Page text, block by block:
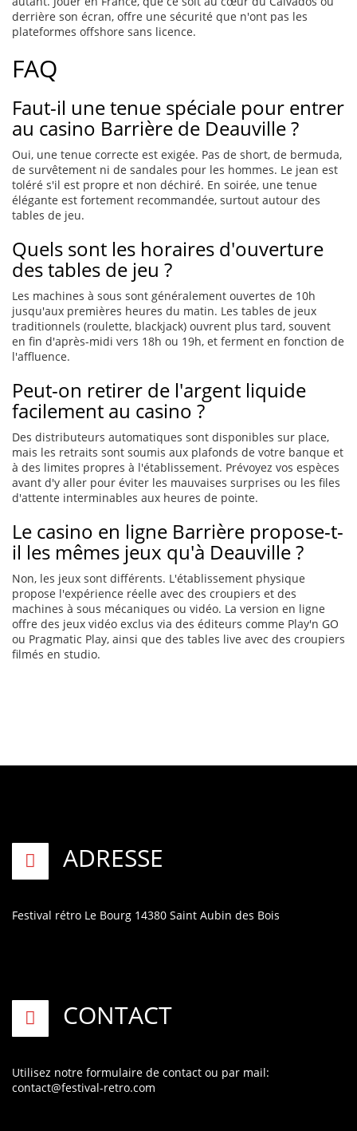
derrière son écran, offre une sécurité que n'ont pas les
plateformes offshore sans licence.
FAQ
Faut-il une tenue spéciale pour entrer
au casino Barrière de Deauville ?
Oui, une tenue correcte est exigée. Pas de short, de bermuda,
de survêtement ni de sandales pour les hommes. Le jean est
toléré s'il est propre et non déchiré. En soirée, une tenue
élégante est fortement recommandée, surtout autour des
tables de jeu.
Quels sont les horaires d'ouverture
des tables de jeu ?
Les machines à sous sont généralement ouvertes de 10h
jusqu'aux premières heures du matin. Les tables de jeux
traditionnels (roulette, blackjack) ouvrent plus tard, souvent
en fin d'après-midi vers 18h ou 19h, et ferment en fonction de
l'affluence.
Peut-on retirer de l'argent liquide
facilement au casino ?
Des distributeurs automatiques sont disponibles sur place,
mais les retraits sont soumis aux plafonds de votre banque et
à des limites propres à l'établissement. Prévoyez vos espèces
avant d'y aller pour éviter les mauvaises surprises ou les files
d'attente interminables aux heures de pointe.
Le casino en ligne Barrière propose-t-
il les mêmes jeux qu'à Deauville ?
Non, les jeux sont différents. L'établissement physique
propose l'expérience réelle avec des croupiers et des
machines à sous mécaniques ou vidéo. La version en ligne
offre des jeux vidéo exclus via des éditeurs comme Play'n GO
ou Pragmatic Play, ainsi que des tables live avec des croupiers
filmés en studio.
ADRESSE
Festival rétro Le Bourg 14380 Saint Aubin des Bois
CONTACT
Utilisez notre formulaire de contact ou par mail:
contact@festival-retro.com